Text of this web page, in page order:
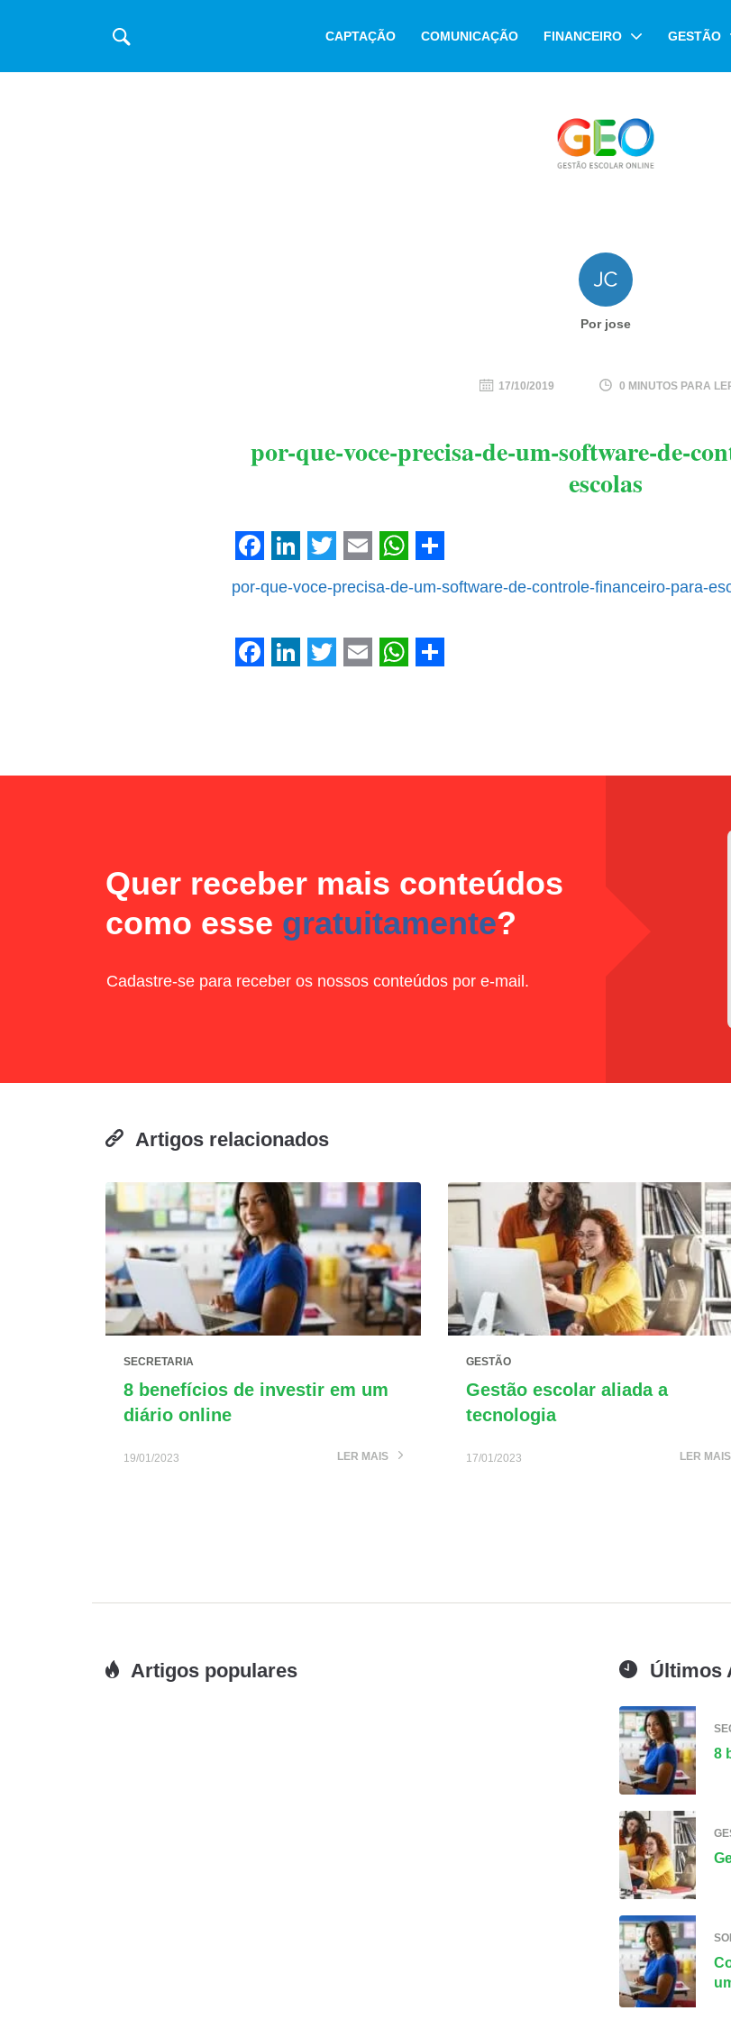
CAPTAÇÃO COMUNICAÇÃO FINANCEIRO GESTÃO
Por jose
17/10/2019 0 MINUTOS PARA
por-que-voce-precisa-de-um-software-de-
escolas
Facebook
LinkedIn
Twitter
EmailWhatsApp
Share
por-que-voce-precisa-de-um-software-de-controle-financeiro-para-
Quer receber mais conteúdos
como esse gratuitamente?
Cadastre-se para receber os nossos conteúdos por e-mail.
Artigos relacionados
SECRETARIA
8 benefícios de investir em um
diário online
19/01/2023 LER MAIS
GESTÃO
Gestão escolar aliada a
tecnologia
17/01/2023 LER MAIS
Artigos populares Últimos
8